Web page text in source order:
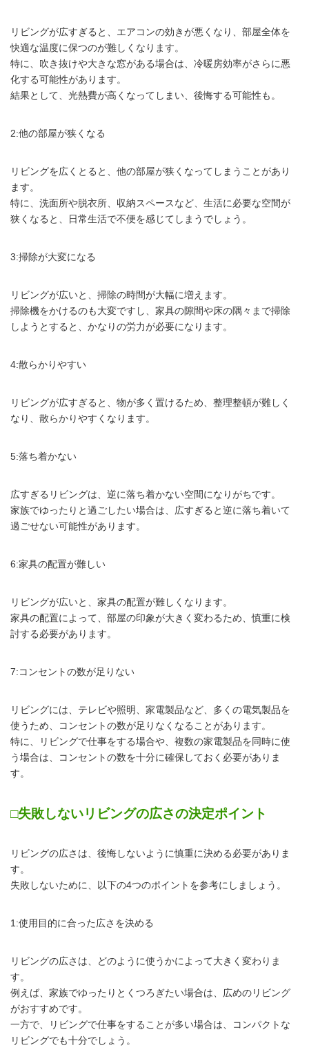
リビングが広すぎると、エアコンの効きが悪くなり、部屋全体を
快適な温度に保つのが難しくなります。
特に、吹き抜けや大きな窓がある場合は、冷暖房効率がさらに悪
化する可能性があります。
結果として、光熱費が高くなってしまい、後悔する可能性も。
2:他の部屋が狭くなる
リビングを広くとると、他の部屋が狭くなってしまうことがあり
ます。
特に、洗面所や脱衣所、収納スペースなど、生活に必要な空間が
狭くなると、日常生活で不便を感じてしまうでしょう。
3:掃除が大変になる
リビングが広いと、掃除の時間が大幅に増えます。
掃除機をかけるのも大変ですし、家具の隙間や床の隅々まで掃除
しようとすると、かなりの労力が必要になります。
4:散らかりやすい
リビングが広すぎると、物が多く置けるため、整理整頓が難しく
なり、散らかりやすくなります。
5:落ち着かない
広すぎるリビングは、逆に落ち着かない空間になりがちです。
家族でゆったりと過ごしたい場合は、広すぎると逆に落ち着いて
過ごせない可能性があります。
6:家具の配置が難しい
リビングが広いと、家具の配置が難しくなります。
家具の配置によって、部屋の印象が大きく変わるため、慎重に検
討する必要があります。
7:コンセントの数が足りない
リビングには、テレビや照明、家電製品など、多くの電気製品を
使うため、コンセントの数が足りなくなることがあります。
特に、リビングで仕事をする場合や、複数の家電製品を同時に使
う場合は、コンセントの数を十分に確保しておく必要がありま
す。
□失敗しないリビングの広さの決定ポイント
リビングの広さは、後悔しないように慎重に決める必要がありま
す。
失敗しないために、以下の4つのポイントを参考にしましょう。
1:使用目的に合った広さを決める
リビングの広さは、どのように使うかによって大きく変わりま
す。
例えば、家族でゆったりとくつろぎたい場合は、広めのリビング
がおすすめです。
一方で、リビングで仕事をすることが多い場合は、コンパクトな
リビングでも十分でしょう。